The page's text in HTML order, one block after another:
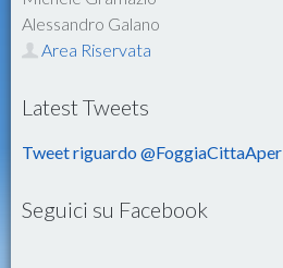
Alessandro Galano
Area Riservata
Latest Tweets
Tweet riguardo @FoggiaCittaAper
Seguici su Facebook